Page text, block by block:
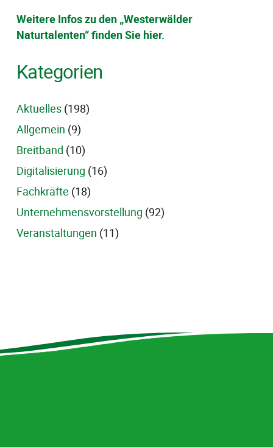
Weitere Infos zu den „Westerwälder
Naturtalenten“ finden Sie hier.
Kategorien
Aktuelles (198)
Allgemein (9)
Breitband (10)
Digitalisierung (16)
Fachkräfte (18)
Unternehmensvorstellung (92)
Veranstaltungen (11)